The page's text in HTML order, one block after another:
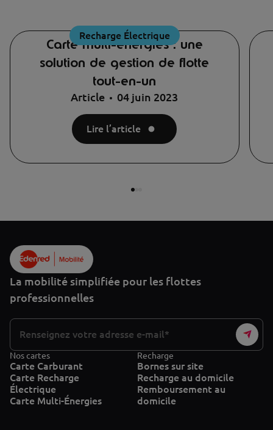
Recharge Électrique
Carte multi-énergies : une
solution de gestion de flotte
tout-en-un
Article 04 juin 2023
Lire l’article
La mobilité simplifiée pour les flottes
professionnelles
Nos cartes
Carte Carburant
Carte Recharge
Électrique
Carte Multi-Énergies
Recharge
Bornes sur site
Recharge au domicile
Remboursement au
domicile